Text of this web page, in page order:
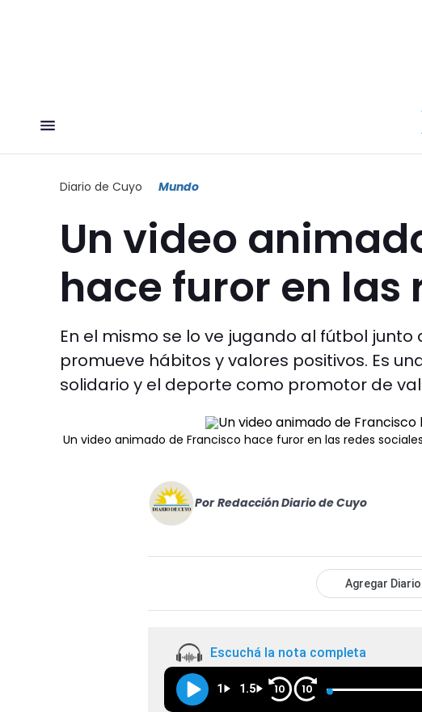
Diario de Cuyo Mundo
Un video
hace furor en las
En el mismo se lo ve jugando al fútbol
promueve hábitos y valores positivos. Es
solidario y el deporte como promotor de
Un video animado de Francisco hace furor en las redes sociales
Por Redacción Diario de Cuyo
Agregar
Escuchá la nota completa
1 1.5 10 10